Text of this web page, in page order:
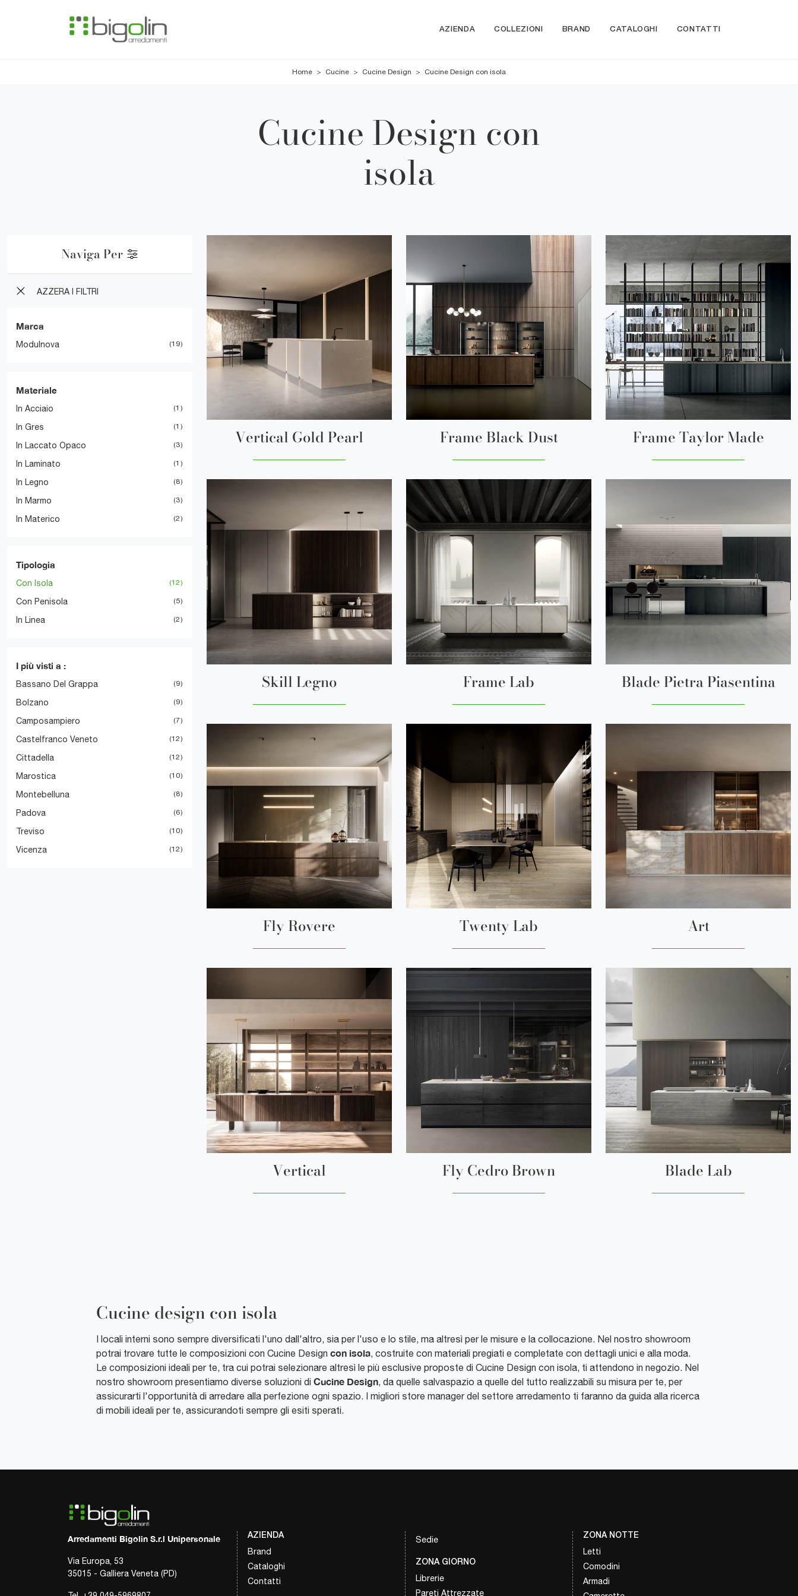
AZIENDA COLLEZIONI BRAND CATALOGHI CONTATTI
Home > Cucine > Cucine Design > Cucine Design con isola
Cucine Design con
isola
Naviga Per
AZZERA I FILTRI
Marca
Modulnova 19
Materiale
In Acciaio 1
In Gres 1
In Laccato Opaco 3
In Laminato 1
In Legno 8
In Marmo 3
In Materico 2
Tipologia
Con Isola 12
Con Penisola 5
In Linea 2
I più visti a :
Bassano Del Grappa 9
Bolzano 9
Camposampiero 7
Castelfranco Veneto 12
Cittadella 12
Marostica 10
Montebelluna 8
Padova 6
Treviso 10
Vicenza 12
Vertical Gold Pearl Frame Black Dust Frame Taylor Made
Skill Legno Frame Lab Blade Pietra Piasentina
Fly Rovere Twenty Lab Art
Vertical Fly Cedro Brown Blade Lab
Cucine design con isola
I locali interni sono sempre diversificati l'uno dall'altro, sia per l'uso e lo stile, ma altresì per le misure e la collocazione. Nel nostro showroom
potrai trovare tutte le composizioni con Cucine Design con isola , costruite con materiali pregiati e completate con dettagli unici e alla moda.
Le composizioni ideali per te, tra cui potrai selezionare altresì le più esclusive proposte di Cucine Design con isola, ti attendono in negozio. Nel
nostro showroom presentiamo diverse soluzioni di Cucine Design , da quelle salvaspazio a quelle del tutto realizzabili su misura per te, per
assicurarti l'opportunità di arredare alla perfezione ogni spazio. I migliori store manager del settore arredamento ti faranno da guida alla ricerca
di mobili ideali per te, assicurandoti sempre gli esiti sperati.
Arredamenti Bigolin S.r.l Unipersonale
Via Europa, 53
35015 - Galliera Veneta (PD)
AZIENDA
Brand
Cataloghi
Contatti
Sedie
ZONA GIORNO
Librerie
Pareti Attrezzate
ZONA NOTTE
Letti
Comodini
Armadi